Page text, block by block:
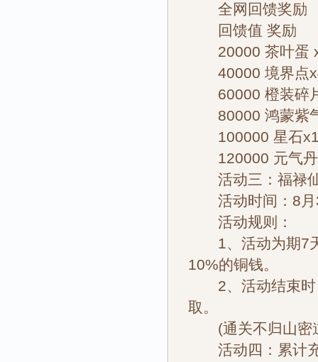
全网回馈奖励
回馈值 奖励
20000 茶叶蛋
40000 境界点
60000 橙装碎
80000 鸿蒙紫
100000 星石
120000 元气丹
活动三：福禄
活动时间：8月
活动规则：
1、活动为期7天
10%的铜钱。
2、活动结束时
取。
(通关不归山密
活动四：累计